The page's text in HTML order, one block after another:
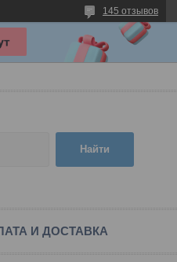
145 отзывов
Найти
И ДОСТАВКА